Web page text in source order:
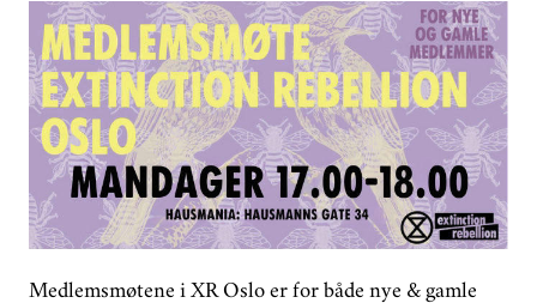
PRESS
EVENTS
GROUPS
DONATE
PHASE OUT NORWAY
Medlemsmøtene i XR Oslo er for både nye & gamle